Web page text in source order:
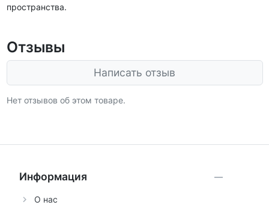
пространства.
Отзывы
Написать отзыв
Нет отзывов об этом товаре.
Информация
О нас